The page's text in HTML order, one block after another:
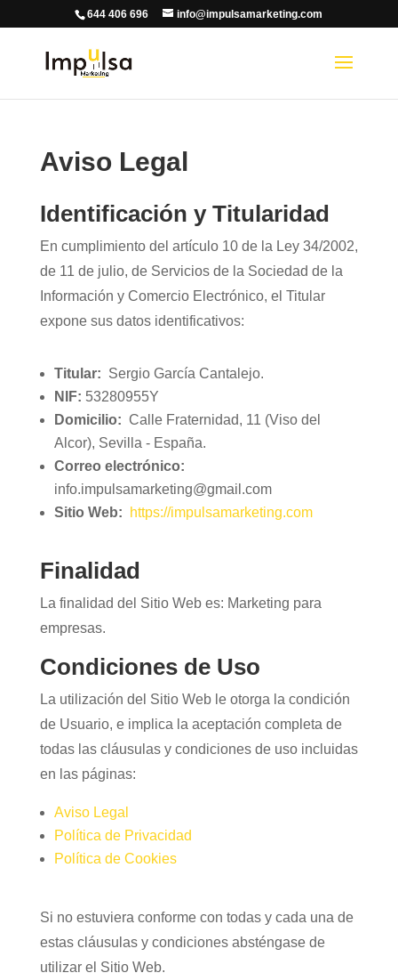
644 406 696 info@impulsamarketing.com
Aviso Legal
Identificación y Titularidad
En cumplimiento del artículo 10 de la Ley 34/2002,
de 11 de julio, de Servicios de la Sociedad de la
Información y Comercio Electrónico, el Titular
expone sus datos identificativos:
Titular: Sergio García Cantalejo.
NIF: 53280955Y
Domicilio: Calle Fraternidad, 11 (Viso del
Alcor), Sevilla - España.
Correo electrónico:
info.impulsamarketing@gmail.com
Sitio Web:
https://impulsamarketing.com
Finalidad
La finalidad del Sitio Web es: Marketing para
empresas.
Condiciones de Uso
La utilización del Sitio Web le otorga la condición
de Usuario, e implica la aceptación completa de
todas las cláusulas y condiciones de uso incluidas
en las páginas:
Aviso Legal
Política de Privacidad
Política de Cookies
Si no estuviera conforme con todas y cada una de
estas cláusulas y condiciones absténgase de
utilizar el Sitio Web.